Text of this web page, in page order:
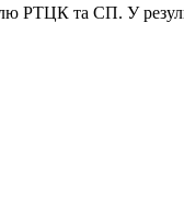
РТЦК та СП. У